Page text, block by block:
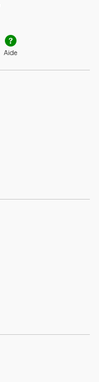
Aide